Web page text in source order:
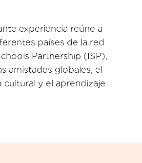
experiencia reúne a
países de la red
Partnership (ISP),
amistades globales, el
y el aprendizaje